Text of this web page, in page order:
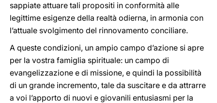
sappiate attuare tali propositi in conformità alle
legittime esigenze della realtà odierna, in armonia con
l’attuale svolgimento del rinnovamento conciliare.
A queste condizioni, un ampio campo d’azione si apre
per la vostra famiglia spirituale: un campo di
evangelizzazione e di missione, e quindi la possibilità
di un grande incremento, tale da suscitare e da attrarre
a voi l’apporto di nuovi e giovanili entusiasmi per la